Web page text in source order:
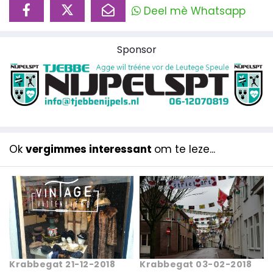
Deel mè Whatsapp
Sponsor
Ok vergimmes interessant om te leze...
Krabbegat 21-12-2018 Krabbegat 03-02-2018